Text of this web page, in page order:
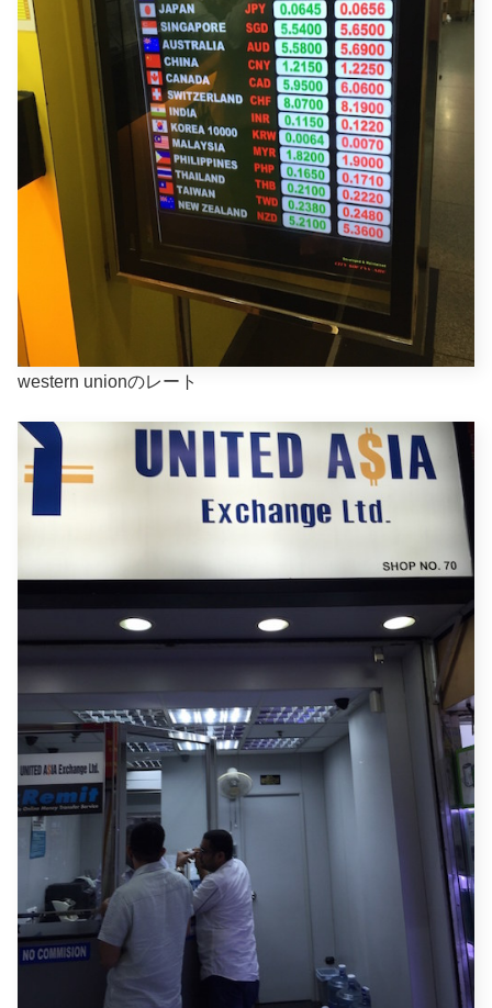
western unionのレート